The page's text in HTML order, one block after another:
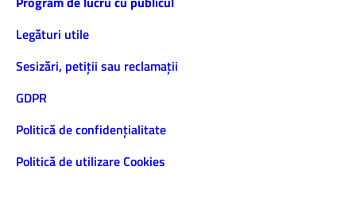
Legături utile
Sesizări, petiţii sau reclamații
GDPR
Politică de confidenţialitate
Politică de utilizare Cookies